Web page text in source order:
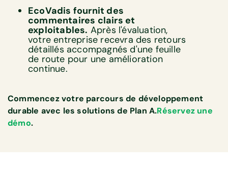
EcoVadis fournit des
commentaires clairs et
exploitables. Après l'évaluation,
votre entreprise recevra des retours
détaillés accompagnés d'une feuille
de route pour une amélioration
continue.
Commencez votre parcours de développement
durable avec les solutions de Plan A.Réservez une
démo.